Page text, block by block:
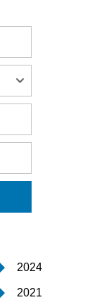
2024
2021